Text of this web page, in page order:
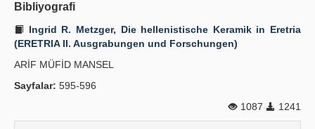
Bibliyografi
Ingrid R. Metzger, Die hellenistische Keramik in Eretria
(ERETRIA II. Ausgrabungen und Forschungen)
ARİF MÜFİD MANSEL
Sayfalar: 595-596
1087
1241